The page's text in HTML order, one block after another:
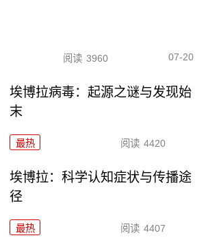
阅读 3960 07-20
埃博拉病毒：起源之谜与发现始
末
最热 阅读 4420
埃博拉：科学认知症状与传播途
径
最热 阅读 4407